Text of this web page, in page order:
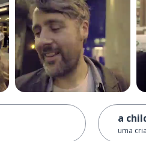
a
uma